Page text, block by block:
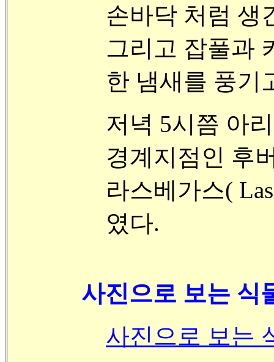
손바닥 처럼 생
그리고 잡풀과
한 냄새를 풍기
저녁 5시쯤 아
경계지점인 후
라스베가스(
였다.
사진으로 보는 식
사진으로 보는